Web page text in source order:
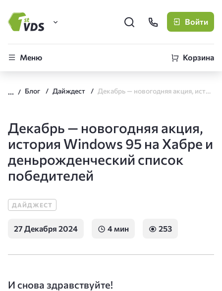
FirstVDS (вы здесь)
CLO
Войти
Меню Корзина
Блог Дайждест Декабрь — новогодняя акция, история Windows 95 на Хабре и деньрожденческий список победителей
Декабрь — новогодняя акция,
история Windows 95 на Хабре и
деньрожденческий список
победителей
ДАЙДЖЕСТ
27 Декабря 2024 4 мин 253
И снова здравствуйте!